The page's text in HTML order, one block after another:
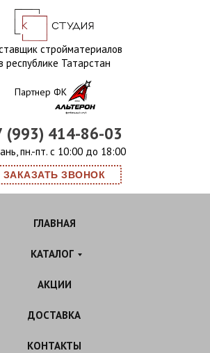
стройматериалов
республике Татарстан
(993) 414-86-03
пн.-пт. с 10:00 до 18:00
ЗАКАЗАТЬ ЗВОНОК
Партнер ФК
ГЛАВНАЯ
КАТАЛОГ
АКЦИИ
ДОСТАВКА
КОНТАКТЫ